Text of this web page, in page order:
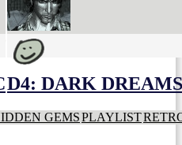
D4: DARK
GEMSPLAYLIST